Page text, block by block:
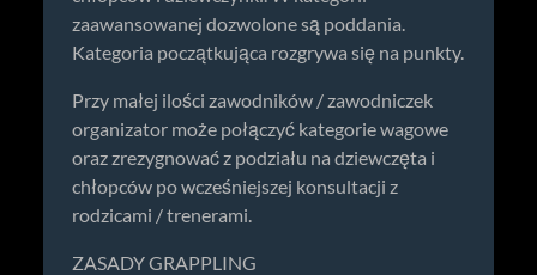
zaawansowanej dozwolone są poddania.
Kategoria początkująca rozgrywa się na punkty.
Przy małej ilości zawodników / zawodniczek
organizator może połączyć kategorie wagowe
oraz zrezygnować z podziału na dziewczęta i
chłopców po wcześniejszej konsultacji z
rodzicami / trenerami.
ZASADY GRAPPLING